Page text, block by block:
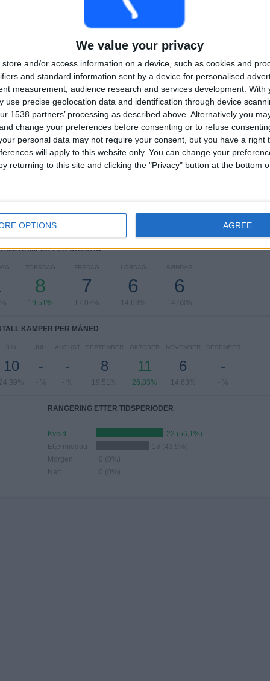
We value your privacy
store and/or access information on a device, such as cookies and
and standard information sent by a device for personalised
measurement, audience research and services development. With
use precise geolocation data and identification through device
1538 partners’ processing as described above. Alternatively you
change your preferences before consenting or to refuse
personal data may not require your consent, but you have a right
will apply to this website only. You can change your
returning to this site and clicking the "Privacy" button at the bottom
OPTIONS AGREE
25
MOTSTANDERE
3
VS Kasakhstan
5
KONKURRANSER
RANGERING ETTER KONKURRANSER
UEFA Nations League
UEFA EM 2024
10 (24,39%)
8 (19,51%)
KAMPER PER UKEDAG
TORSDAG
8
19,51%
FREDAG
7
17,07%
LØRDAG
6
14,63%
SØNDAG
6
14,63%
KAMPER PER MÅNED
JUNI
10
24,39%
JULI
-
- %
AUGUST
-
- %
SEPTEMBER
8
19,51%
OKTOBER
11
26,83%
NOVEMBER
6
14,63%
DESEMBER
-
- %
RANGERING ETTER TIDSPERIODER
Kveld
23 (56,1%)
Ettermiddag
18 (43,9%)
Morgen
0 (0%)
Natt
0 (0%)